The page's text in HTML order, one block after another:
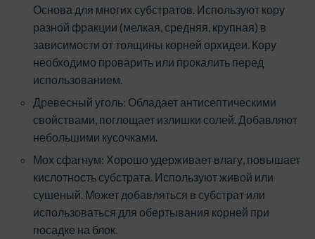
Основа для многих субстратов. Используют кору
разной фракции (мелкая, средняя, крупная) в
зависимости от толщины корней орхидеи. Кору
необходимо проварить или прокалить перед
использованием.
Древесный уголь: Обладает антисептическими
свойствами, поглощает излишки солей. Добавляют
небольшими кусочками.
Мох сфагнум: Хорошо удерживает влагу, повышает
кислотность субстрата. Используют живой или
сушеный. Может добавляться в субстрат или
использоваться для обертывания корней при
посадке на блок.